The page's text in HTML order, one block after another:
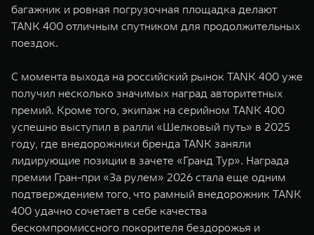
багажник и ровная погрузочная площадка делают
TANK 400 отличным спутником для продолжительных
поездок.
С момента выхода на российский рынок TANK 400 уже
получил несколько значимых наград авторитетных
премий. Кроме того, экипаж на серийном TANK 400
успешно выступил в ралли «Шелковый путь» в 2025
году, где внедорожники бренда TANK заняли
лидирующие позиции в зачете «Гранд Тур». Награда
премии Гран-при «За рулем» 2026 стала еще одним
подтверждением того, что рамный внедорожник TANK
400 удачно сочетает в себе качества
бескомпромиссного покорителя бездорожья и